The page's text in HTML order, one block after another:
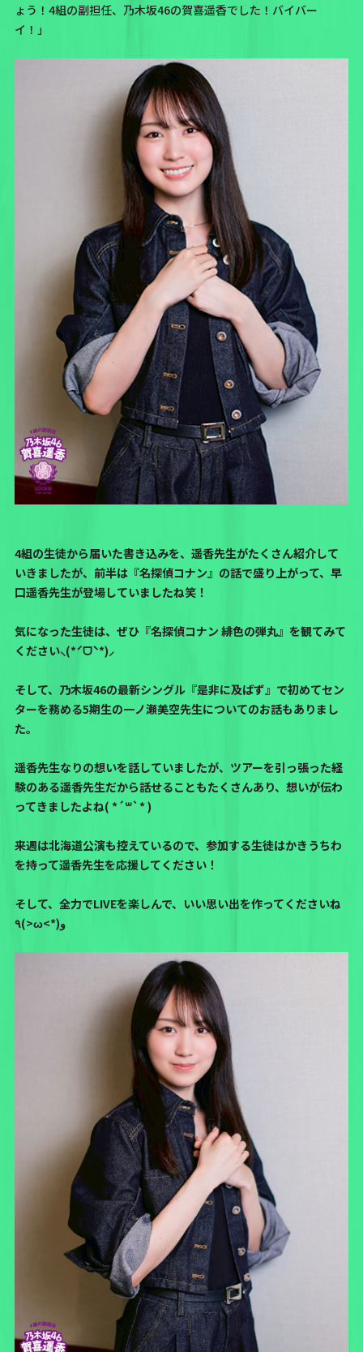
ょう！4組の副担任、乃木坂46の賀喜遥香でした！バイバー
イ！」
4組の生徒から届いた書き込みを、遥香先生がたくさん紹介して
いきましたが、前半は『名探偵コナン』の話で盛り上がって、早
口遥香先生が登場していましたね笑！
気になった生徒は、ぜひ『名探偵コナン 緋色の弾丸』を観てみて
ください⸜(*ˊᗜˋ*)⸝
そして、乃木坂46の最新シングル『是非に及ばず』で初めてセン
ターを務める5期生の一ノ瀬美空先生についてのお話もありまし
た。
遥香先生なりの想いを話していましたが、ツアーを引っ張った経
験のある遥香先生だから話せることもたくさんあり、想いが伝わ
ってきましたよね( *´꒳`* )
来週は北海道公演も控えているので、参加する生徒はかきうちわ
を持って遥香先生を応援してください！
そして、全力でLIVEを楽しんで、いい思い出を作ってくださいね
٩(>ω<*)و